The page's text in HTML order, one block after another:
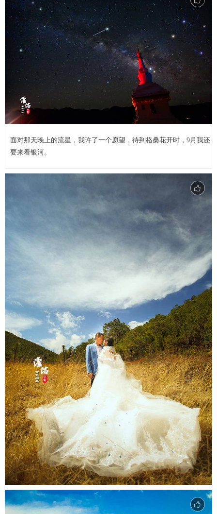
面对那天晚上的流星，我许了一个愿望，待到格桑花开时，9月我还
要来看银河。